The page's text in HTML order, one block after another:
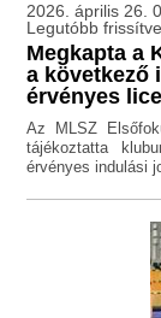
2026. április 26.
Legutóbb
Megkapta a
a következő
érvényes
Az MLSZ
tájékoztatta
érvényes indulási